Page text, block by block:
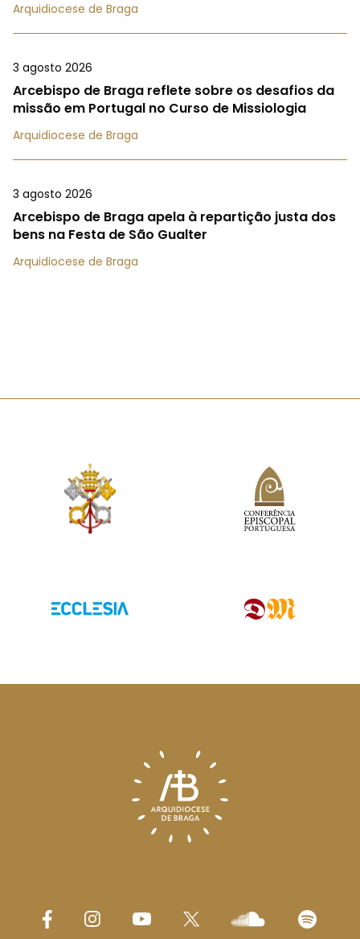
Arquidiocese de Braga
3 agosto 2026
Arcebispo de Braga reflete sobre os desafios da
missão em Portugal no Curso de Missiologia
Arquidiocese de Braga
3 agosto 2026
Arcebispo de Braga apela à repartição justa dos
bens na Festa de São Gualter
Arquidiocese de Braga